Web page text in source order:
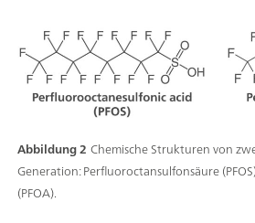
Abbildung 2 Chemische Strukturen von
Generation: Perfluoroctansulfonsäure
(PFOA).